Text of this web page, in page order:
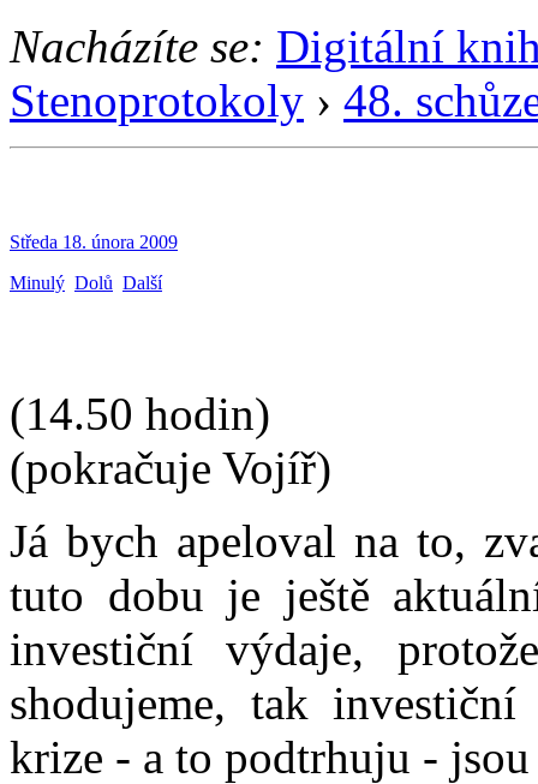
Nacházíte se: Digitální
Stenoprotokoly › 48.
Středa 18. února 2009
Minulý Dolů Další
(14.50 hodin)
(pokračuje Vojíř)
Já bych apeloval na to,
tuto dobu je ještě
investiční výdaje,
shodujeme, tak
krize - a to podtrhuju -